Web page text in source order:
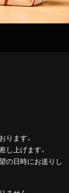
ります。
し上げます。
の日時にお送りし